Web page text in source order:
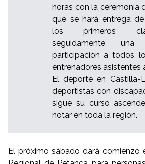
horas con la ceremonia
que se hará entrega
los primeros
seguidamente
participación a todos
entrenadores asistentes
El deporte en Castilla-
deportistas con
sigue su curso
notar en toda la región.
El próximo sábado dará comienzo